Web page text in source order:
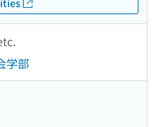
学部